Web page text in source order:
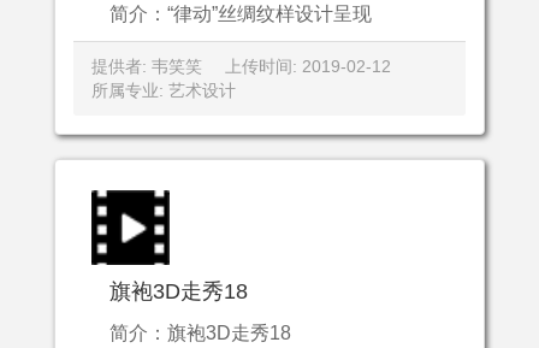
简介：“律动”丝绸纹样设计呈现
提供者: 韦笑笑
上传时间: 2019-02-12
所属专业: 艺术设计
旗袍3D走秀18
简介：旗袍3D走秀18